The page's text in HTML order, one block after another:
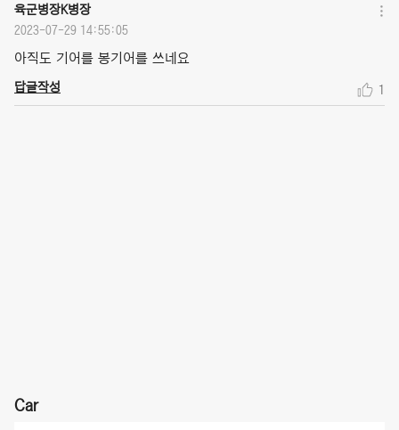
육군병장K병장
2023-07-29 14:55:05
아직도 기어를 봉기어를 쓰네요
답글작성 1
Car